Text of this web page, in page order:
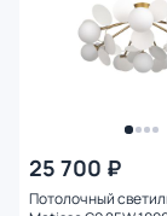
25 700 ₽
Потолочный